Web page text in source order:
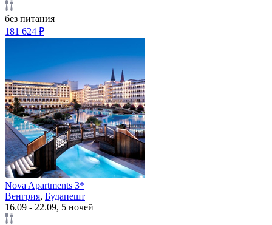
без питания
181 624 ₽
Nova Apartments 3*
Венгрия, Будапешт
16.09 - 22.09, 5 ночей